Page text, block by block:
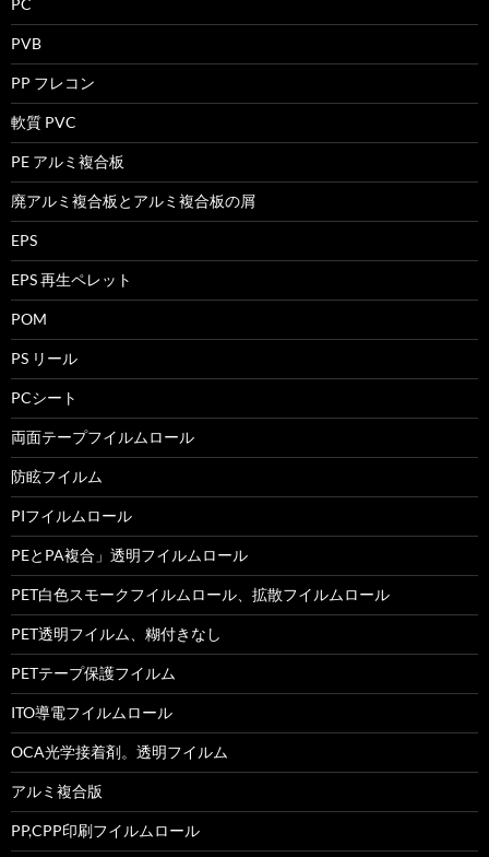
PC
PVB
PP フレコン
軟質 PVC
PE アルミ複合板
廃アルミ複合板とアルミ複合板の屑
EPS
EPS 再生ペレット
POM
PS リール
PCシート
両面テープフイルムロール
防眩フイルム
PIフイルムロール
PEとPA複合」透明フイルムロール
PET白色スモークフイルムロール、拡散フイルムロール
PET透明フイルム、糊付きなし
PETテープ保護フイルム
ITO導電フイルムロール
OCA光学接着剤。透明フイルム
アルミ複合版
PP,CPP印刷フイルムロール